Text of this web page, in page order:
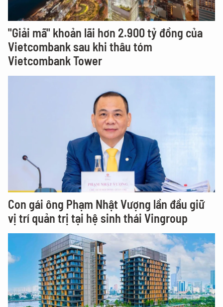
"Giải mã" khoản lãi hơn 2.900 tỷ đồng của
Vietcombank sau khi thâu tóm
Vietcombank Tower
Con gái ông Phạm Nhật Vượng lần đầu giữ
vị trí quản trị tại hệ sinh thái Vingroup